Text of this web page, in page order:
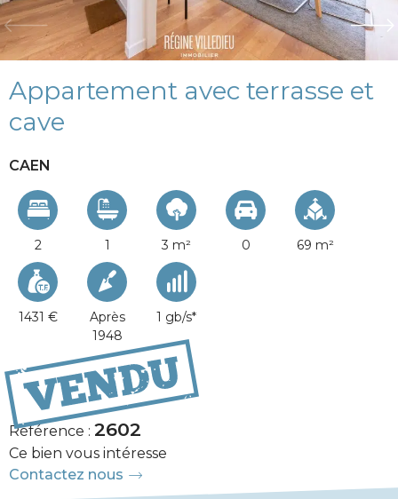
Appartement avec terrasse et
cave
CAEN
2 1 3 m² 0 69 m²
1431 €
Après
1948
1 gb/s*
260 000 €
Référence : 2602
Ce bien vous intéresse
Contactez nous